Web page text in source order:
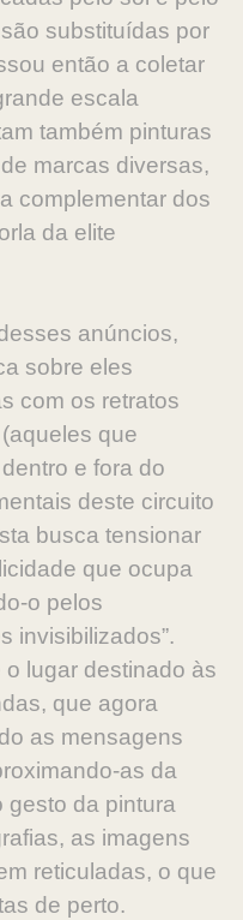
substituídas por
então a coletar
escala
também pinturas
marcas diversas,
complementar dos
da elite
anúncios,
sobre eles
com os retratos
que
e fora do
deste circuito
busca tensionar
que ocupa
o pelos
invisibilizados”.
lugar destinado às
que agora
as mensagens
as da
gesto da pintura
as imagens
reticuladas, o que
de perto.